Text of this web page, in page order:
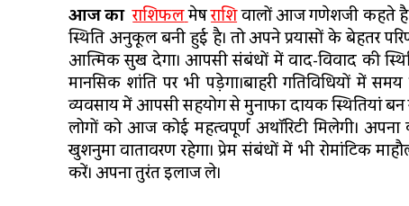
आजका राशिफलमेषराशिवालों आज गणेशजी कहते है
स्थिति अनुकूल बनी हुई है। तो अपने प्रयासों के बेहतर
आत्मिक सुख देगा। आपसी संबंधों में वाद-विवाद की
मानसिक शांति पर भी पड़ेगा।बाहरी गतिविधियों में
व्यवसाय में आपसी सहयोग से मुनाफा दायक स्थितियां बन
लोगों को आज कोई महत्वपूर्ण अथॉरिटी मिलेगी।
खुशनुमा वातावरण रहेगा। प्रेम संबंधों में भी रोमांटिक
करें। अपना तुरंत इलाज ले।